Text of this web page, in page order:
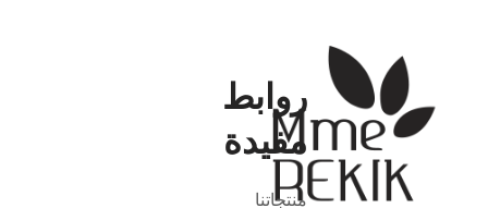
روابط
مفيدة
منتجاتنا